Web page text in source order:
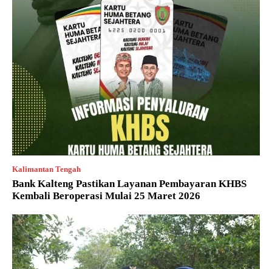
Kalimantan Tengah
Bank Kalteng Pastikan Layanan Pembayaran KHBS
Kembali Beroperasi Mulai 25 Maret 2026